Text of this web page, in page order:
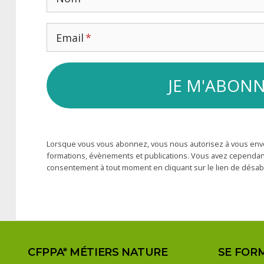
Email
Lorsque vous vous abonnez, vous nous autorisez à vous
formations, évènements et publications. Vous avez
consentement à tout moment en cliquant sur le lien de
CFPPA* MÉTIERS NATURE SE